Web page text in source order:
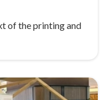
of the printing and